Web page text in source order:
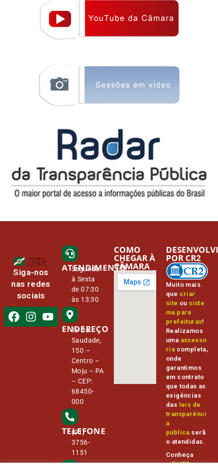
Siga-nos
nas redes
sociais
ATENDIMENTO
Segunda
à Sexta
de 07:30
às 13:30
ENDEREÇO
Tv Da
Saudade,
150 –
Centro –
Moju – PA
– CEP:
68450-
000
TELEFONE
(91)
3756-
1151
COMO
CHEGAR À
CÂMARA
Muito mais
que criar
site ou siste
ma para
prefeituras!
Realizamos
uma assesso
ria completa,
onde
garantimos
em contrato
que todas as
exigências
das leis de
transparênci
a
pública serã
o atendidas.
Conheça
oPNTPe
POR CR2